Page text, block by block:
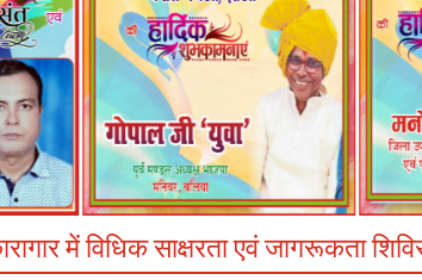
में विधिक साक्षरता एवं जागरूकता